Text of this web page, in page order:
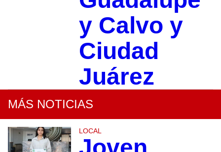
y Calvo y
Ciudad
Juárez
MÁS NOTICIAS
LOCAL